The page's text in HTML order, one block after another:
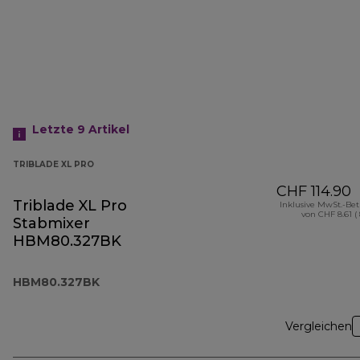
Letzte 9 Artikel
TRIBLADE XL PRO
Triblade XL Pro
Stabmixer
HBM80.327BK
HBM80.327BK
CHF 114.90
Inklusive MwSt.-
von CHF 8.61 (
Vergleichen